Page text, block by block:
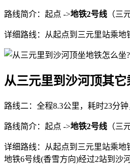
路线简介：起点 ->地铁2号线 （三
详细路线：从起点到三元里站乘地
从三元里到沙河顶其它
路线二：全程8.3公里，耗时23分钟
路线简介：起点 ->地铁2号线 （三
详细路线：从起点到三元里站乘地
地铁6号线(香雪方向)经过2站到沙